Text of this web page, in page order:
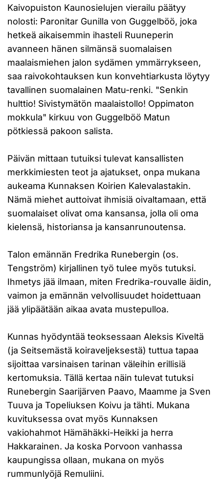
Kaivopuiston Kaunosielujen vierailu päätyy
nolosti: Paronitar Gunilla von Guggelböö, joka
hetkeä aikaisemmin ihasteli Ruuneperin
avanneen hänen silmänsä suomalaisen
maalaismiehen jalon sydämen ymmärrykseen,
saa raivokohtauksen kun konvehtiarkusta löytyy
tavallinen suomalainen Matu-renki. "Senkin
hulttio! Sivistymätön maalaistollo! Oppimaton
mokkula" kirkuu von Guggelböö Matun
pötkiessä pakoon salista.
Päivän mittaan tutuiksi tulevat kansallisten
merkkimiesten teot ja ajatukset, onpa mukana
aukeama Kunnaksen Koirien Kalevalastakin.
Nämä miehet auttoivat ihmisiä oivaltamaan, että
suomalaiset olivat oma kansansa, jolla oli oma
kielensä, historiansa ja kansanrunoutensa.
Talon emännän Fredrika Runebergin (os.
Tengström) kirjallinen työ tulee myös tutuksi.
Ihmetys jää ilmaan, miten Fredrika-rouvalle äidin,
vaimon ja emännän velvollisuudet hoidettuaan
jää ylipäätään aikaa avata mustepulloa.
Kunnas hyödyntää teoksessaan Aleksis Kiveltä
(ja Seitsemästä koiraveljeksestä) tuttua tapaa
sijoittaa varsinaisen tarinan väleihin erillisiä
kertomuksia. Tällä kertaa näin tulevat tutuksi
Runebergin Saarijärven Paavo, Maamme ja Sven
Tuuva ja Topeliuksen Koivu ja tähti. Mukana
kuvituksessa ovat myös Kunnaksen
vakiohahmot Hämähäkki-Heikki ja herra
Hakkarainen. Ja koska Porvoon vanhassa
kaupungissa ollaan, mukana on myös
rummunlyöjä Remuliini.